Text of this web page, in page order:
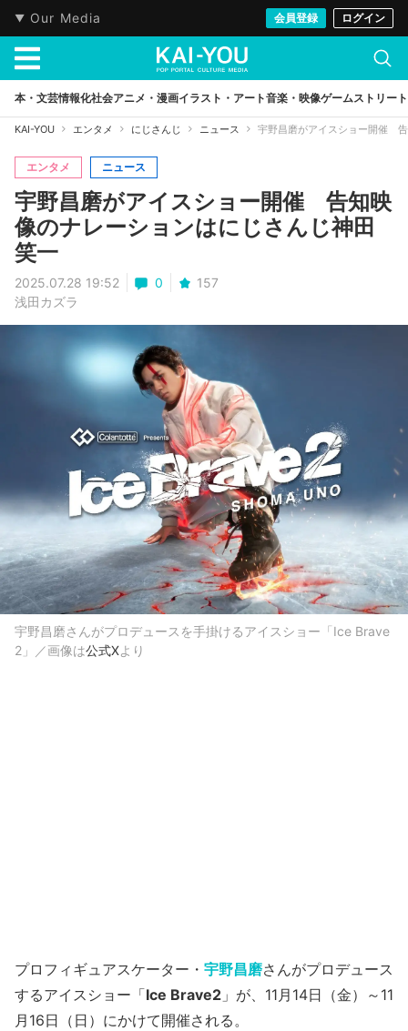
Our Media 会員登録 ログイン
本・文芸情報化社会アニメ・漫画イラスト・アート音楽・映像ゲームストリート
KAI-YOU エンタメ にじさんじ ニュース 宇野昌磨がアイスショー開催
エンタメ ニュース
宇野昌磨がアイスショー開催 告知映
像のナレーションはにじさんじ神田
笑一
2025.07.28 19:52 0
157
浅田カズラ
宇野昌磨さんがプロデュースを手掛けるアイスショー「Ice Brave
2」／画像は公式Xより
プロフィギュアスケーター・ 宇野昌磨さんがプロデュース
するアイスショー「Ice Brave2 」が、11月14日（金）～11
月16日（日）にかけて開催される。